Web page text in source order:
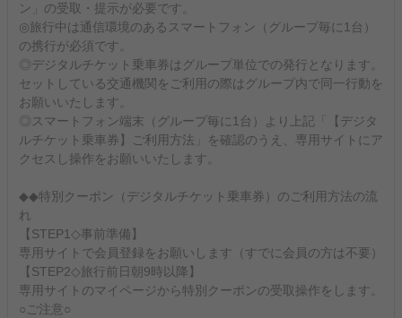
ン」の受取・提示が必要です。
◎旅行中は通信環境のあるスマートフォン（グループ毎に1台）
の携行が必須です。
◎デジタルチケット乗車券はグループ単位での発行となります。
セットしている交通機関をご利用の際はグループ内で同一行動を
お願いいたします。
◎スマートフォン端末（グループ毎に1台）より上記「【デジタ
ルチケット乗車券】ご利用方法」を確認のうえ、専用サイトにア
クセスし操作をお願いいたします。
◆◆特別クーポン（デジタルチケット乗車券）のご利用方法の流
れ
【STEP1◇事前準備】
専用サイトで会員登録をお願いします（すでに会員の方は不要）
【STEP2◇旅行前日朝9時以降】
専用サイトのマイページから特別クーポンの受取操作をします。
○ご注意○